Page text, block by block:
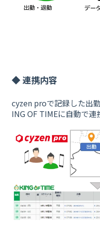
◆ 連携内容
cyzen proで記録した出
ING OF TIMEに自動で連